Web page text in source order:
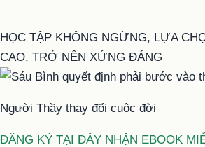
HỌC TẬP KHÔNG NGỪNG, LỰA
CAO, TRỞ NÊN XỨNG ĐÁNG
Người Thầy thay đổi cuộc đời
ĐĂNG KÝ TẠI ĐÂY NHẬN EBOOK